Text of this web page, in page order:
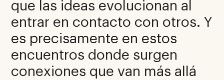
que las ideas evolucionan al
entrar en contacto con otros. Y
es precisamente en estos
encuentros donde surgen
conexiones que van más allá